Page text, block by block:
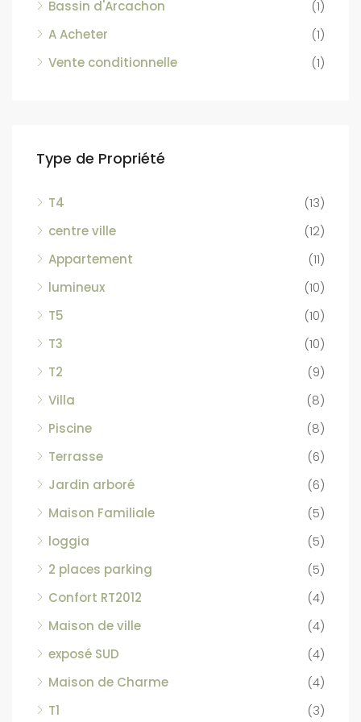
Bassin d'Arcachon
(1)
A Acheter
(1)
Vente conditionnelle
(1)
Type de Propriété
T4
(13)
centre ville
(12)
Appartement
(11)
lumineux
(10)
T5
(10)
T3
(10)
T2
(9)
Villa
(8)
Piscine
(8)
Terrasse
(6)
Jardin arboré
(6)
Maison Familiale
(5)
loggia
(5)
2 places parking
(5)
Confort RT2012
(4)
Maison de ville
(4)
exposé SUD
(4)
Maison de Charme
(4)
T1
(3)